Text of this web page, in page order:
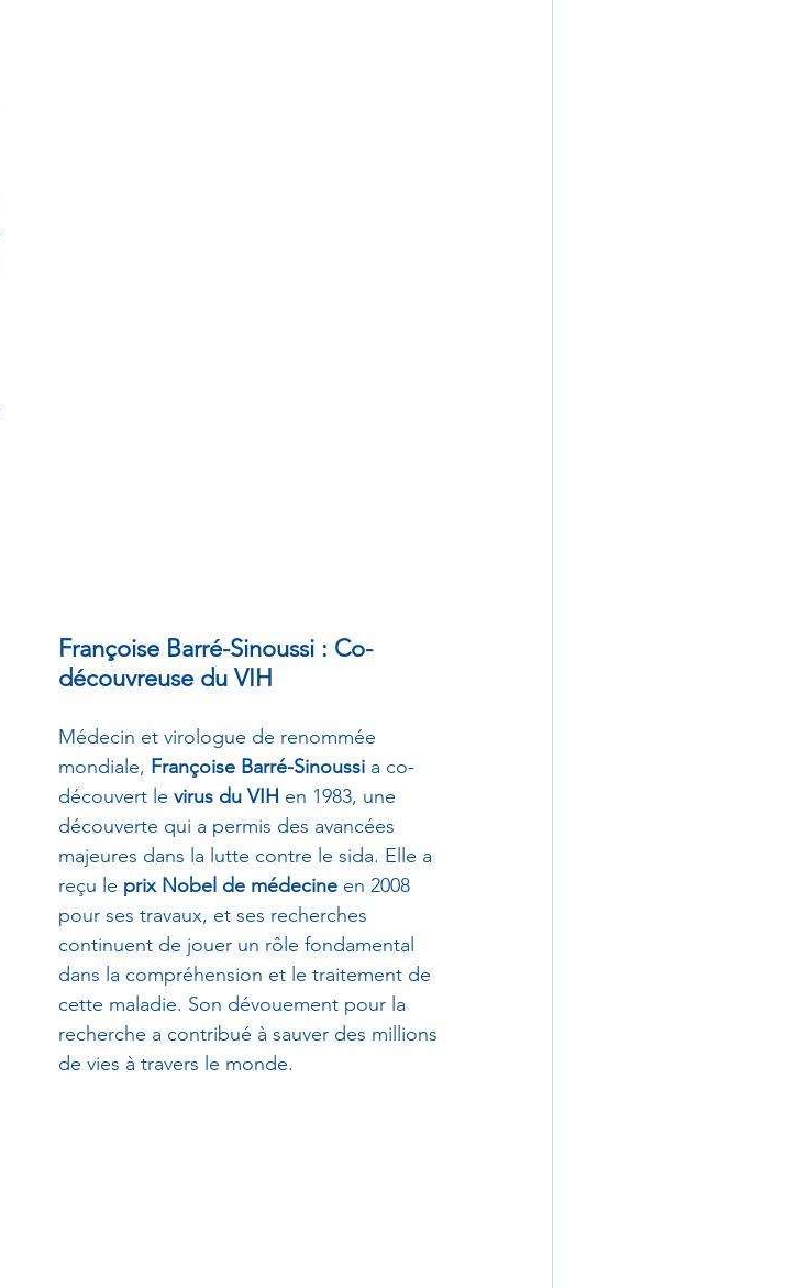
Françoise Barré-Sinoussi : Co-
découvreuse du VIH
Médecin et virologue de renommée
mondiale, Françoise Barré-Sinoussi a co-
découvert le virus du VIH en 1983, une
découverte qui a permis des avancées
majeures dans la lutte contre le sida. Elle a
reçu le prix Nobel de médecine en 2008
pour ses travaux, et ses recherches
continuent de jouer un rôle fondamental
dans la compréhension et le traitement de
cette maladie. Son dévouement pour la
recherche a contribué à sauver des millions
de vies à travers le monde.